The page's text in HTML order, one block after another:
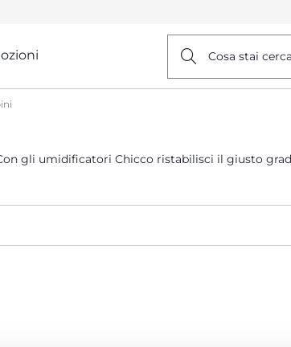
Cosa stai
gli umidificatori Chicco ristabilisci il giusto